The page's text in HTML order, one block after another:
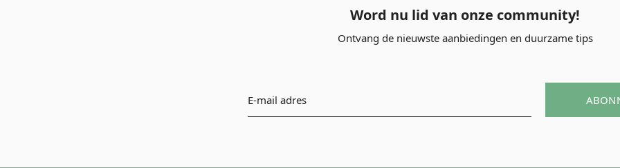
Word nu lid van onze community!
Ontvang de nieuwste aanbiedingen en duurzame tips